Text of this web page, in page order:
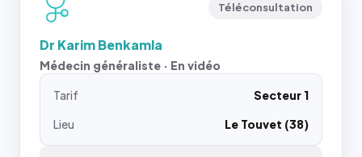
Téléconsultation
Dr Karim Benkamla
Médecin généraliste · En vidéo
Tarif
Secteur 1
Lieu
Le Touvet (38)